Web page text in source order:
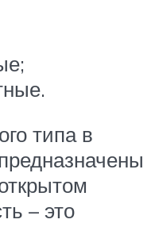
типа в
– это